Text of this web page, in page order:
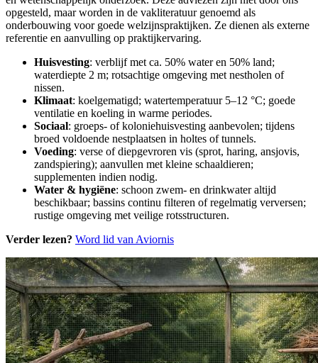
opgesteld, maar worden in de vakliteratuur genoemd als
onderbouwing voor goede welzijnspraktijken. Ze dienen als externe
referentie en aanvulling op praktijkervaring.
Huisvesting: verblijf met ca. 50% water en 50% land;
waterdiepte 2 m; rotsachtige omgeving met nestholen of
nissen.
Klimaat: koelgematigd; watertemperatuur 5–12 °C; goede
ventilatie en koeling in warme periodes.
Sociaal: groeps- of koloniehuisvesting aanbevolen; tijdens
broed voldoende nestplaatsen in holtes of tunnels.
Voeding: verse of diepgevroren vis (sprot, haring, ansjovis,
zandspiering); aanvullen met kleine schaaldieren;
supplementen indien nodig.
Water & hygiëne: schoon zwem- en drinkwater altijd
beschikbaar; bassins continu filteren of regelmatig verversen;
rustige omgeving met veilige rotsstructuren.
Verder lezen? Word lid van Aviornis